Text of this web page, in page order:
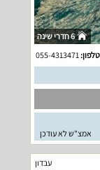
6 חדרי שינה
טלפון:
אמצ"ש לא עודכן
עבדון